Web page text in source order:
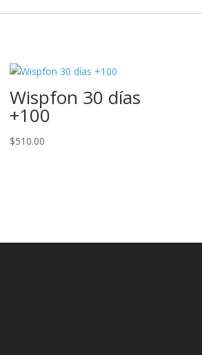
Wispfon 30 días
+100
$510.00